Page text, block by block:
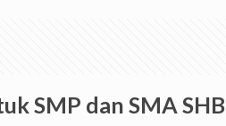
SMP dan SMA SHB